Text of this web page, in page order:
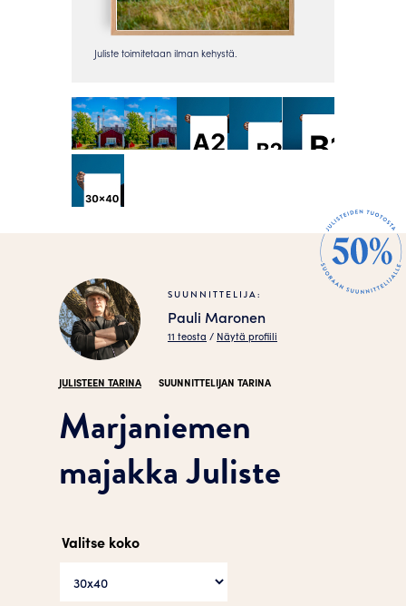
SUUNNITTELIJA:
Pauli Maronen
11 teosta / Näytä profiili
JULISTEEN TARINA SUUNNITTELIJAN TARINA
Marjaniemen
majakka Juliste
Valitse koko